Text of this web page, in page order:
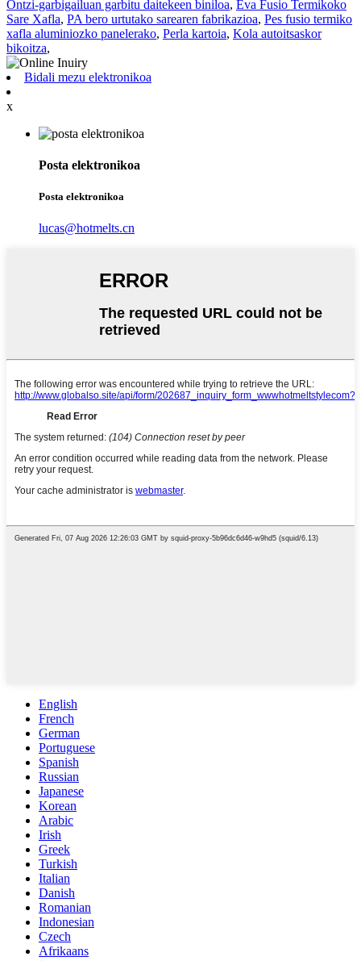
Ontzi-garbigailuan garbitu daitekeen biniloa, Eva Fusio Termikoko
Sare Xafla, PA bero urtutako sarearen fabrikazioa, Pes fusio termiko
xafla aluminiozko panelerako, Perla kartoia, Kola autoitsaskor
bikoitza,
Bidali mezu elektronikoa
x
Posta elektronikoa
Posta elektronikoa
lucas@hotmelts.cn
English
French
German
Portuguese
Spanish
Russian
Japanese
Korean
Arabic
Irish
Greek
Turkish
Italian
Danish
Romanian
Indonesian
Czech
Afrikaans